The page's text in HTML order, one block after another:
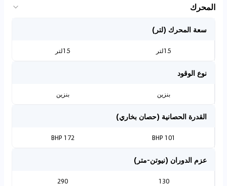
المحرك
سعة المحرك (لتر)
1.5لتر 1.5لتر
نوع الوقود
بنزين بنزين
القدرة الحصانية (حصان بخاري)
101 BHP
172 BHP
عزم الدوران (نيوتن-متر)
130
290